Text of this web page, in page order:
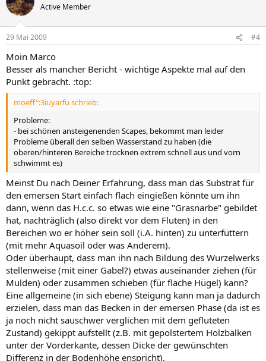
Active Member
29 Mai 2009 #4
Moin Marco
Besser als mancher Bericht - wichtige Aspekte mal auf den
Punkt gebracht. :top:
moeff":3iuyarfu schrieb:
Probleme:
- bei schönen ansteigenenden Scapes, bekommt man leider
Probleme überall den selben Wasserstand zu haben (die
oberen/hinteren Bereiche trocknen extrem schnell aus und vorn
schwimmt es)
Meinst Du nach Deiner Erfahrung, dass man das Substrat für
den emersen Start einfach flach eingießen könnte um ihn
dann, wenn das H.c.c. so etwas wie eine "Grasnarbe" gebildet
hat, nachträglich (also direkt vor dem Fluten) in den
Bereichen wo er höher sein soll (i.A. hinten) zu unterfüttern
(mit mehr Aquasoil oder was Anderem).
Oder überhaupt, dass man ihn nach Bildung des Wurzelwerks
stellenweise (mit einer Gabel?) etwas auseinander ziehen (für
Mulden) oder zusammen schieben (für flache Hügel) kann?
Eine allgemeine (in sich ebene) Steigung kann man ja dadurch
erzielen, dass man das Becken in der emersen Phase (da ist es
ja noch nicht sauschwer verglichen mit dem gefluteten
Zustand) gekippt aufstellt (z.B. mit gepolstertem Holzbalken
unter der Vorderkante, dessen Dicke der gewünschten
Differenz in der Bodenhöhe enspricht).